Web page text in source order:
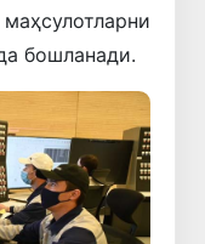
бошланади.